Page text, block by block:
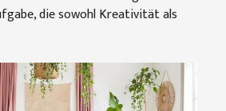
die sowohl Kreativität als